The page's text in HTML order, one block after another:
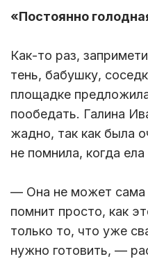
«Постоянно
Как-то раз,
тень, бабушку,
площадке
пообедать. Галина
жадно, так как была
не помнила, когда
— Она не может сама
помнит просто, как
только то, что уже
нужно готовить, —